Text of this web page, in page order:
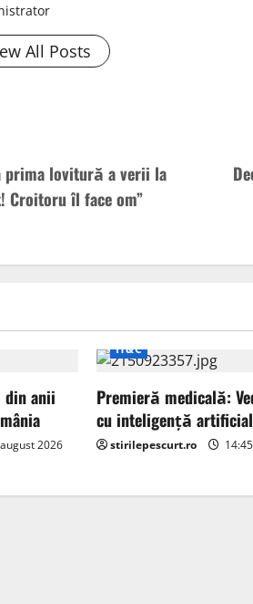
All Posts
prima lovitură a verii la
Croitoru îl face om”
din anii
2026
IT&C
Premieră medicală:
cu inteligență
stirilepescurt.ro